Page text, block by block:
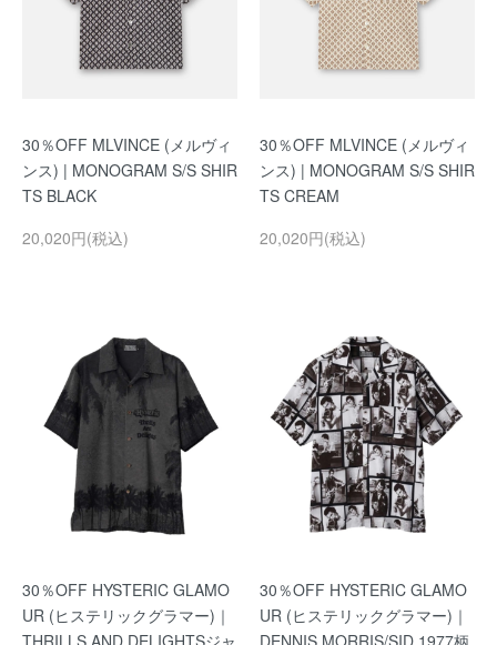
30％OFF MLVINCE (メルヴィ
ンス) | MONOGRAM S/S SHIR
TS BLACK
20,020円(税込)
30％OFF MLVINCE (メルヴィ
ンス) | MONOGRAM S/S SHIR
TS CREAM
20,020円(税込)
30％OFF HYSTERIC GLAMO
UR (ヒステリックグラマー)｜
THRILLS AND DELIGHTSジャ
30％OFF HYSTERIC GLAMO
UR (ヒステリックグラマー)｜
DENNIS MORRIS/SID 1977柄